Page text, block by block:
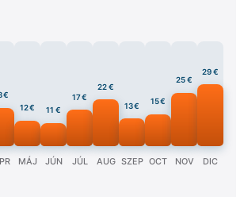
€
12 €
MÁJ
11 €
JÚN
17 €
JÚL
22 €
AUG
13 €
SZEP
15 €
OCT
25 €
NOV
29 €
DIC